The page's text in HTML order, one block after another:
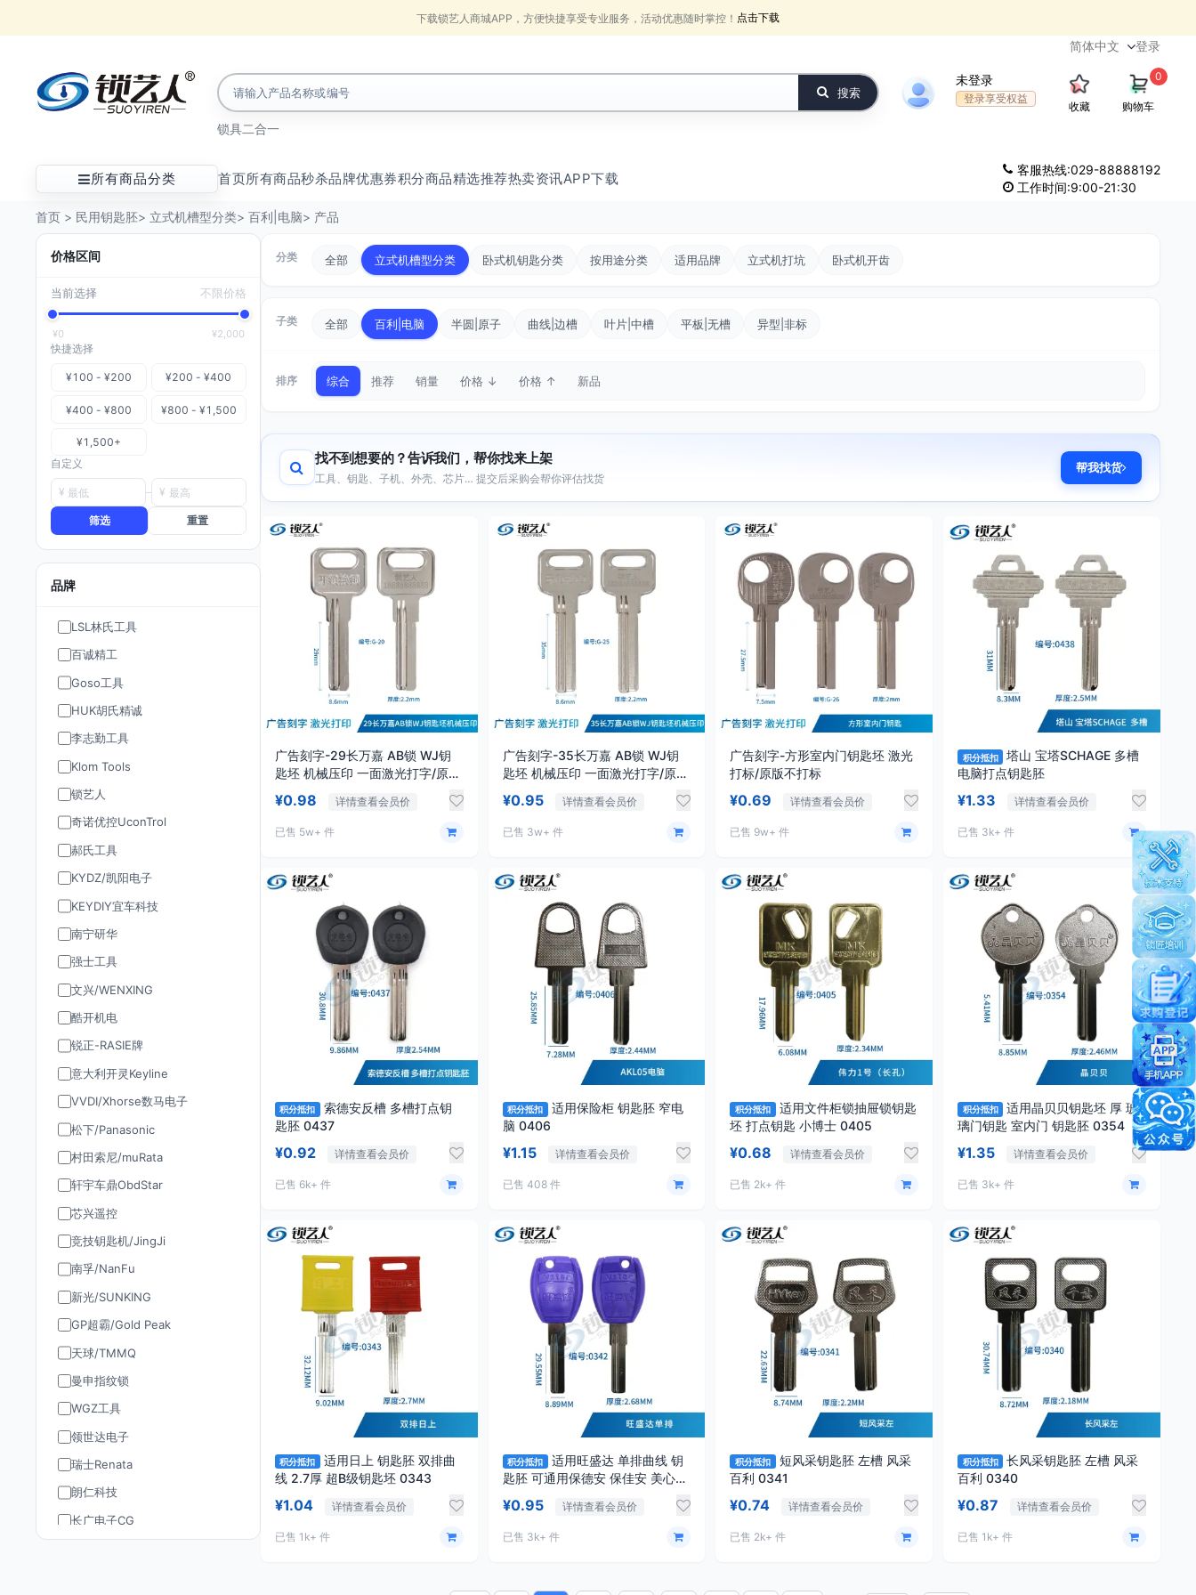
下载锁艺人商城APP，方便快捷享受专业服务，活动优惠随时掌控！ 点击下载
登录
搜索
锁具二合一
未登录
登录享受权益
收藏 购物车
0
所有商品分类 首页所有商品秒杀品牌优惠券积分商品精选推荐热卖资讯APP下载
客服热线:029-88888192
工作时间:9:00-21:30
首页 > 民用钥匙胚> 立式机槽型分类> 百利|电脑> 产品
价格区间
当前选择 不限价格
¥0 ¥2,000
快捷选择
¥100 - ¥200 ¥200 - ¥400
¥400 - ¥800 ¥800 - ¥1,500
¥1,500+
自定义
¥ ¥
筛选 重置
品牌
LSL林氏工具
百诚精工
Goso工具
HUK胡氏精诚
李志勤工具
Klom Tools
锁艺人
奇诺优控UconTrol
郝氏工具
KYDZ/凯阳电子
KEYDIY宜车科技
南宁研华
强士工具
文兴/WENXING
酷开机电
锐正-RASIE牌
意大利开灵Keyline
VVDI/Xhorse数马电子
松下/Panasonic
村田索尼/muRata
轩宇车鼎ObdStar
芯兴遥控
竞技钥匙机/JingJi
南孚/NanFu
新光/SUNKING
GP超霸/Gold Peak
天球/TMMQ
曼申指纹锁
WGZ工具
领世达电子
瑞士Renata
朗仁科技
长广电子CG
分类 全部 立式机槽型分类 卧式机钥匙分类 按用途分类 适用品牌 立式机打坑 卧式机开齿
子类 全部 百利|电脑 半圆|原子 曲线|边槽 叶片|中槽 平板|无槽 异型|非标
排序 综合 推荐 销量 价格 ↓ 价格 ↑ 新品
找不到想要的？告诉我们，帮你找来上架
工具、钥匙、子机、外壳、芯片… 提交后采购会帮你评估找货
帮我找货
广告刻字-29长万嘉 AB锁 WJ钥
匙坯 机械压印 一面激光打字/原版
¥0.98 详情查看会员价
已售 5w+ 件
广告刻字-35长万嘉 AB锁 WJ钥
匙坯 机械压印 一面激光打字/原版
¥0.95 详情查看会员价
已售 3w+ 件
广告刻字-方形室内门钥匙坯 激光
打标/原版不打标
¥0.69 详情查看会员价
已售 9w+ 件
积分抵扣
塔山 宝塔SCHAGE 多槽
电脑打点钥匙胚
¥1.33 详情查看会员价
已售 3k+ 件
积分抵扣
索德安反槽 多槽打点钥
匙胚 0437
¥0.92 详情查看会员价
已售 6k+ 件
积分抵扣
适用保险柜 钥匙胚 窄电
脑 0406
¥1.15 详情查看会员价
已售 408 件
积分抵扣
适用文件柜锁抽屉锁钥匙
坯 打点钥匙 小博士 0405
¥0.68 详情查看会员价
已售 2k+ 件
积分抵扣
适用晶贝贝钥匙坯 厚 玻
璃门钥匙 室内门 钥匙胚 0354
¥1.35 详情查看会员价
已售 3k+ 件
积分抵扣
适用日上 钥匙胚 双排曲
线 2.7厚 超B级钥匙坯 0343
¥1.04 详情查看会员价
已售 1k+ 件
积分抵扣
适用旺盛达 单排曲线 钥
匙胚 可通用保德安 保佳安 美心
¥0.95 详情查看会员价
已售 3k+ 件
积分抵扣
短风采钥匙胚 左槽 风采
百利 0341
¥0.74 详情查看会员价
已售 2k+ 件
积分抵扣
长风采钥匙胚 左槽 风采
百利 0340
¥0.87 详情查看会员价
已售 1k+ 件